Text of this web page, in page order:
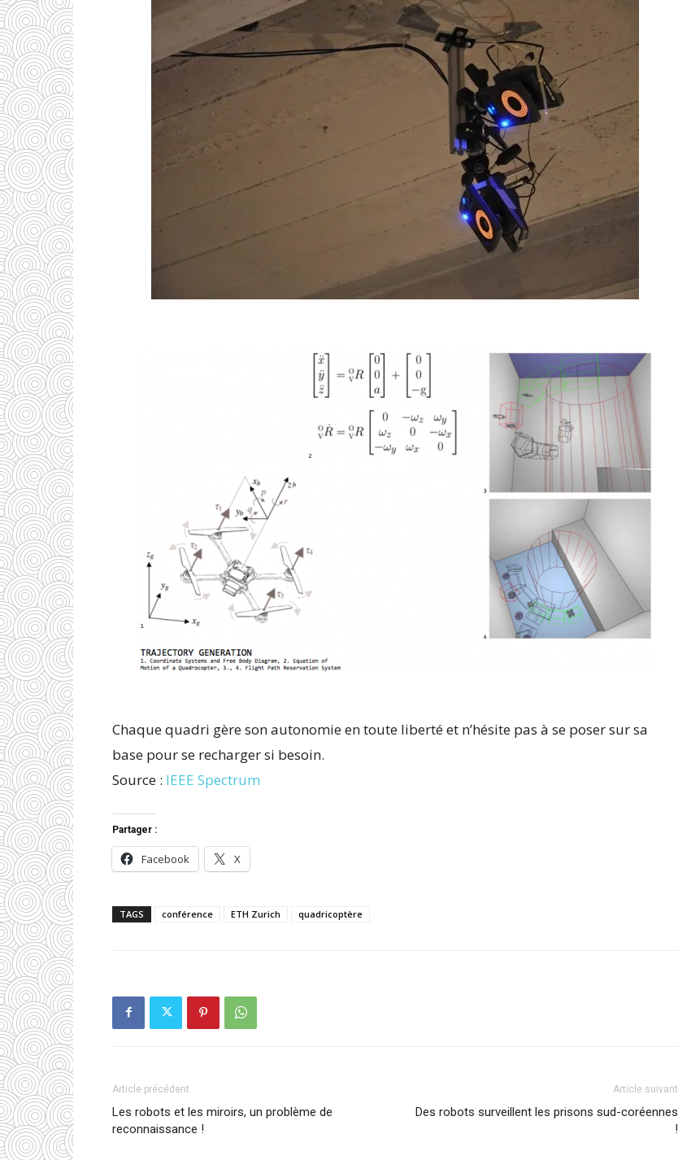
Chaque quadri gère son autonomie en toute liberté et n’hésite pas à se poser sur sa
base pour se recharger si besoin.
Source : IEEE Spectrum
Partager :
Facebook X
TAGS conférence ETH Zurich quadricoptère
Article précédent
Les robots et les miroirs, un problème de
reconnaissance !
Article suivant
Des robots surveillent les prisons sud-coréennes
!